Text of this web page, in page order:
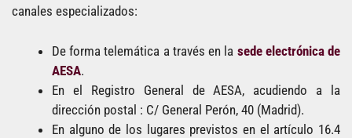
canales especializados:
De forma telemática a través en la sede electrónica de
AESA.
En el Registro General de AESA, acudiendo a la
dirección postal : C/ General Perón, 40 (Madrid).
En alguno de los lugares previstos en el artículo 16.4